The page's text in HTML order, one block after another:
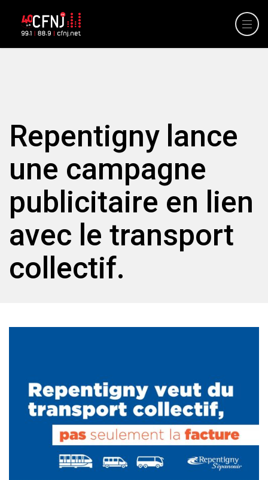
Repentigny lance
une campagne
publicitaire en lien
avec le transport
collectif.